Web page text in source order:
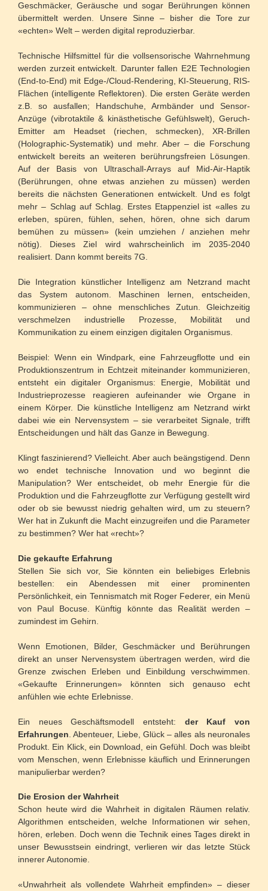
Geschmäcker, Geräusche und sogar Berührungen können
übermittelt werden. Unsere Sinne – bisher die Tore zur
«echten» Welt – werden digital reproduzierbar.
Technische Hilfsmittel für die vollsensorische Wahrnehmung
werden zurzeit entwickelt. Darunter fallen E2E Technologien
(End-to-End) mit Edge-/Cloud-Rendering, KI-Steuerung, RIS-
Flächen (intelligente Reflektoren). Die ersten Geräte werden
z.B. so ausfallen; Handschuhe, Armbänder und Sensor-
Anzüge (vibrotaktile & kinästhetische Gefühlswelt), Geruch-
Emitter am Headset (riechen, schmecken), XR-Brillen
(Holographic-Systematik) und mehr. Aber – die Forschung
entwickelt bereits an weiteren berührungsfreien Lösungen.
Auf der Basis von Ultraschall-Arrays auf Mid-Air-Haptik
(Berührungen, ohne etwas anziehen zu müssen) werden
bereits die nächsten Generationen entwickelt. Und es folgt
mehr – Schlag auf Schlag. Erstes Etappenziel ist «alles zu
erleben, spüren, fühlen, sehen, hören, ohne sich darum
bemühen zu müssen» (kein umziehen / anziehen mehr
nötig). Dieses Ziel wird wahrscheinlich im 2035-2040
realisiert. Dann kommt bereits 7G.
Die Integration künstlicher Intelligenz am Netzrand macht
das System autonom. Maschinen lernen, entscheiden,
kommunizieren – ohne menschliches Zutun. Gleichzeitig
verschmelzen industrielle Prozesse, Mobilität und
Kommunikation zu einem einzigen digitalen Organismus.
Beispiel: Wenn ein Windpark, eine Fahrzeugflotte und ein
Produktionszentrum in Echtzeit miteinander kommunizieren,
entsteht ein digitaler Organismus: Energie, Mobilität und
Industrieprozesse reagieren aufeinander wie Organe in
einem Körper. Die künstliche Intelligenz am Netzrand wirkt
dabei wie ein Nervensystem – sie verarbeitet Signale, trifft
Entscheidungen und hält das Ganze in Bewegung.
Klingt faszinierend? Vielleicht. Aber auch beängstigend. Denn
wo endet technische Innovation und wo beginnt die
Manipulation? Wer entscheidet, ob mehr Energie für die
Produktion und die Fahrzeugflotte zur Verfügung gestellt wird
oder ob sie bewusst niedrig gehalten wird, um zu steuern?
Wer hat in Zukunft die Macht einzugreifen und die Parameter
zu bestimmen? Wer hat «recht»?
Die gekaufte Erfahrung
Stellen Sie sich vor, Sie könnten ein beliebiges Erlebnis
bestellen: ein Abendessen mit einer prominenten
Persönlichkeit, ein Tennismatch mit Roger Federer, ein Menü
von Paul Bocuse. Künftig könnte das Realität werden –
zumindest im Gehirn.
Wenn Emotionen, Bilder, Geschmäcker und Berührungen
direkt an unser Nervensystem übertragen werden, wird die
Grenze zwischen Erleben und Einbildung verschwimmen.
«Gekaufte Erinnerungen» könnten sich genauso echt
anfühlen wie echte Erlebnisse.
Ein neues Geschäftsmodell entsteht: der Kauf von
Erfahrungen . Abenteuer, Liebe, Glück – alles als neuronales
Produkt. Ein Klick, ein Download, ein Gefühl. Doch was bleibt
vom Menschen, wenn Erlebnisse käuflich und Erinnerungen
manipulierbar werden?
Die Erosion der Wahrheit
Schon heute wird die Wahrheit in digitalen Räumen relativ.
Algorithmen entscheiden, welche Informationen wir sehen,
hören, erleben. Doch wenn die Technik eines Tages direkt in
unser Bewusstsein eindringt, verlieren wir das letzte Stück
innerer Autonomie.
«Unwahrheit als vollendete Wahrheit empfinden» – dieser